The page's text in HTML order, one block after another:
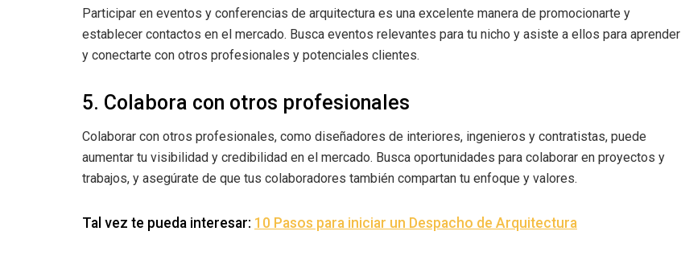
Participar en eventos y conferencias de arquitectura es una excelente manera de promocionarte y
establecer contactos en el mercado. Busca eventos relevantes para tu nicho y asiste a ellos para aprender
y conectarte con otros profesionales y potenciales clientes.
5. Colabora con otros profesionales
Colaborar con otros profesionales, como diseñadores de interiores, ingenieros y contratistas, puede
aumentar tu visibilidad y credibilidad en el mercado. Busca oportunidades para colaborar en proyectos y
trabajos, y asegúrate de que tus colaboradores también compartan tu enfoque y valores.
Tal vez te pueda interesar: 10 Pasos para iniciar un Despacho de Arquitectura